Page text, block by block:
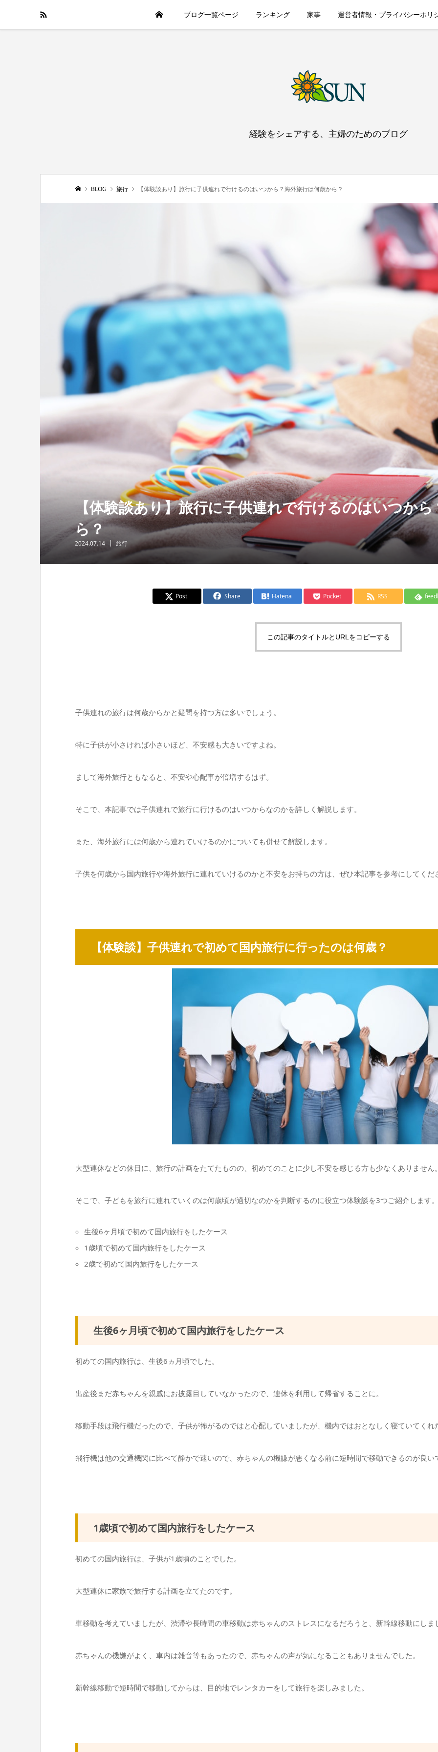
ブログ一覧ページ ランキング 家事 運営者情報・プライバシーポリ
経験をシェアする、主婦のためのブログ
BLOG 旅行 【体験談あり】旅行に子供連れで行けるのはいつから？海外旅行は何歳から？
【体験談あり】旅行に子供連れで行けるのはいつか
ら？
2024.07.14 旅行
Post Share Hatena Pocket RSS
この記事のタイトルとURLをコピーする
子供連れの旅行は何歳からかと疑問を持つ方は多いでしょう。
特に子供が小さければ小さいほど、不安感も大きいですよね。
まして海外旅行ともなると、不安や心配事が倍増するはず。
そこで、本記事では子供連れで旅行に行けるのはいつからなのかを詳しく解説します。
また、海外旅行には何歳から連れていけるのかについても併せて解説します。
子供を何歳から国内旅行や海外旅行に連れていけるのかと不安をお持ちの方は、ぜひ本記事を参考にしてくだ
【体験談】子供連れで初めて国内旅行に行ったのは何歳？
大型連休などの休日に、旅行の計画をたてたものの、初めてのことに少し不安を感じる方も少なくありません
そこで、子どもを旅行に連れていくのは何歳頃が適切なのかを判断するのに役立つ体験談を3つご紹介します
生後6ヶ月頃で初めて国内旅行をしたケース
1歳頃で初めて国内旅行をしたケース
2歳で初めて国内旅行をしたケース
生後6ヶ月頃で初めて国内旅行をしたケース
初めての国内旅行は、生後6ヵ月頃でした。
出産後まだ赤ちゃんを親戚にお披露目していなかったので、連休を利用して帰省することに。
移動手段は飛行機だったので、子供が怖がるのではと心配していましたが、機内ではおとなしく寝ていてく
飛行機は他の交通機関に比べて静かで速いので、赤ちゃんの機嫌が悪くなる前に短時間で移動できるのが良い
1歳頃で初めて国内旅行をしたケース
初めての国内旅行は、子供が1歳頃のことでした。
大型連休に家族で旅行する計画を立てたのです。
車移動を考えていましたが、渋滞や長時間の車移動は赤ちゃんのストレスになるだろうと、新幹線移動にしま
赤ちゃんの機嫌がよく、車内は雑音等もあったので、赤ちゃんの声が気になることもありませんでした。
新幹線移動で短時間で移動してからは、目的地でレンタカーをして旅行を楽しみました。